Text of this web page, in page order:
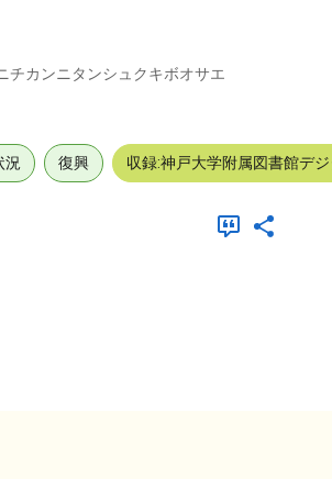
チカンニタンシュクキボオサエ
況 復興 収録:神戸大学附属図書館デ